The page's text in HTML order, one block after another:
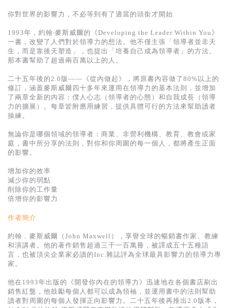
精選英文書
電子書
基道 Top 50
你對世界的影響力，不必等到有了適當的頭銜才開始
1993年，約翰‧麥斯威爾的《Developing the Leader Within You》
一書，改變了人們對於領導力的想法。他不僅主張「領導者並非天
生，而是靠後天塑造」，也提出「培養自己成為領導者」的方法。
那本書幫助了超過兩百萬以上的人。
二十五年後的2.0版——《從內做起》，將原書內容做了80%以上的
修訂，涵蓋麥斯威爾四十多年來運用在領導力的基本法則，並增加
了兩章全新的內容：僕人心志（領導者的心態）和自我成長（領導
力的擴展）。每章皆附應用練習，提供具體可行的方法來幫助讀者
操練。
無論你是哪個領域的領導者：商業、非營利機構、教育、教會或家
庭，書中所分享的法則，對你和你周圍的每一個人，都將產生正面
的影響。
增加你的效率
減少你的弱點
削除你的工作量
倍增你的影響力
作者簡介
約翰．麥斯威爾（John Maxwell），享譽全球的暢銷書作家、教練
和演講者。他的著作銷售超過三千一百萬冊，被譯成五十五種語
言，也被頂尖企業家必讀的Inc.雜誌評為全球最具影響力的領導力專
家。
他在1993年出版的《開發你內在的領導力》迅速地在各個書店刷出
銷售紅盤，他鼓勵每個人都可以成為領袖，並運用書中的法則幫助
讀者對周圍的每個人發揮正向影響力。二十五年後再推出2.0版本，